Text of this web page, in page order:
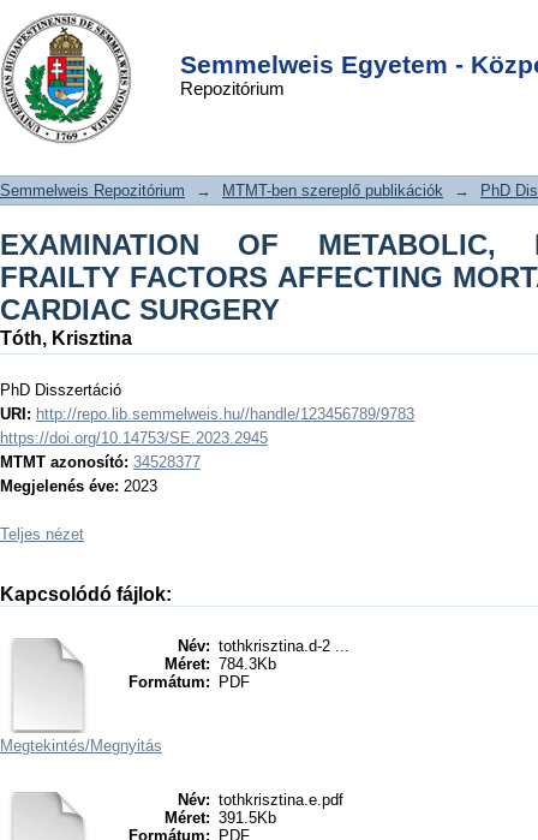
Semmelweis Egyetem -
Repozitórium
EXAMINATION OF METABOLIC,
HORMONAL, AND FRAILTY FACTORS
AFFECTING MORTALITY IN ELECTIVE
CARDIAC SURGERY
DSpace/Manakin Repository
Semmelweis Repozitórium → MTMT-ben szereplő publikációk → PhD
EXAMINATION OF METABOLIC,
FRAILTY FACTORS AFFECTING
CARDIAC SURGERY
Tóth, Krisztina
PhD Disszertáció
URI: http://repo.lib.semmelweis.hu//handle/123456789/9783
https://doi.org/10.14753/SE.2023.2945
MTMT azonosító: 34528377
Megjelenés éve: 2023
Teljes nézet
Kapcsolódó fájlok:
Név: tothkrisztina.d-2 ...
Méret: 784.3Kb
Formátum:
PDF
Megtekintés/Megnyitás
Név: tothkrisztina.e.pdf
Méret: 391.5Kb
Formátum:
PDF